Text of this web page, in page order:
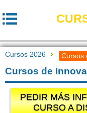
Cursos 2026 Cursos
Cursos de
PEDIR MÁS
CURSO A